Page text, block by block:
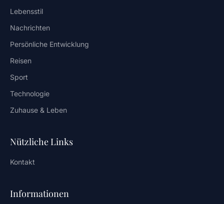
Lebensstil
Nachrichten
Persönliche Entwicklung
Reisen
Sport
Technologie
Zuhause & Leben
Nützliche Links
Kontakt
Informationen